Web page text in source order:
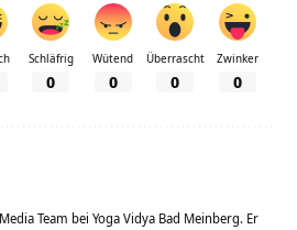
Schläfrig
0
Wütend
0
Überrascht
0
Zwinker
0
Team bei Yoga Vidya Bad Meinberg. Er